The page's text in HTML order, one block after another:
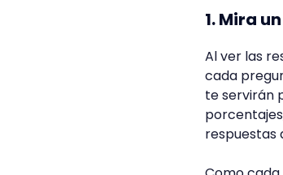
1. Mira
Al ver las
cada
te servirán
respuestas